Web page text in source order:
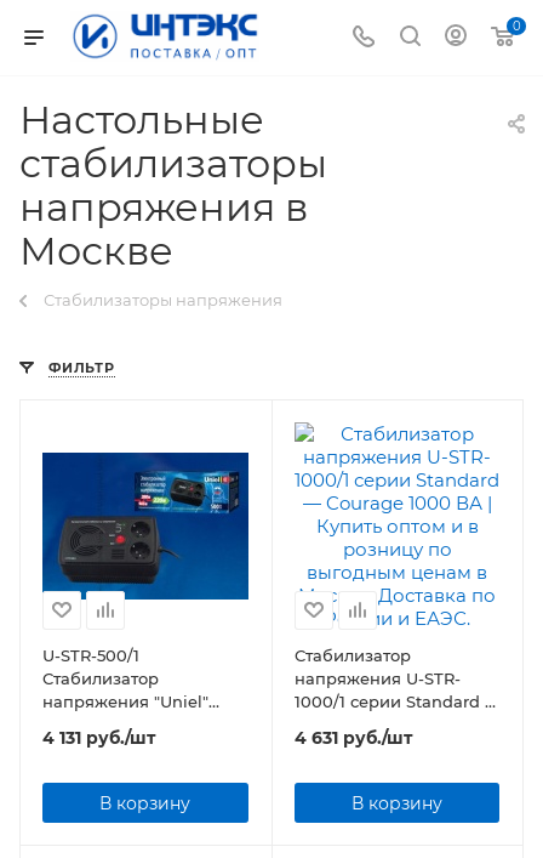
0
Настольные
стабилизаторы
напряжения в
Москве
Стабилизаторы напряжения
ФИЛЬТР
U-STR-500/1
Стабилизатор
напряжения "Uniel"
серии Standard —
Courage 500 ВА
4 131 руб./шт
В корзину
Стабилизатор
напряжения U-STR-
1000/1 серии Standard —
Courage 1000 ВА
4 631руб./шт
В корзину